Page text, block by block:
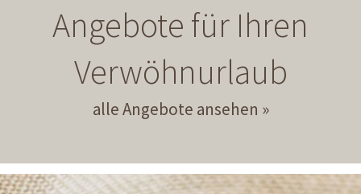
Angebote für Ihren
Verwöhnurlaub
alle Angebote ansehen